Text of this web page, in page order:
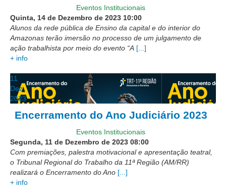
Gestão Estratégica
Rede de Governança Colaborativa
Gestão de Riscos
Assessoria de Governança de Gestão de Pessoas
Sites Institucionais
Centro de Memória
Educação a distância
Responsabilidade Socioambiental
Eventos Institucionais
Quinta, 14 de Dezembro de 2023 10:00
Alunos da rede pública de Ensino da capital e do interior do
Amazonas terão imersão no processo de um julgamento de
ação trabalhista por meio do evento “A [...]
+ info
11
Dez
2023
Encerramento do Ano Judiciário 2023
Eventos Institucionais
Segunda, 11 de Dezembro de 2023 08:00
Com premiações, palestra motivacional e apresentação teatral,
o Tribunal Regional do Trabalho da 11ª Região (AM/RR)
realizará o Encerramento do Ano [...]
+ info